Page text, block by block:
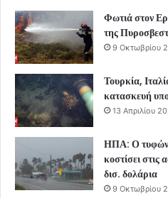
Φωτιά στον
της
9 Οκτωβρίου
Τουρκία,
κατασκευή
13 Απριλίου
ΗΠΑ: Ο
κοστίσει στις
δισ. δολάρια
9 Οκτωβρίου